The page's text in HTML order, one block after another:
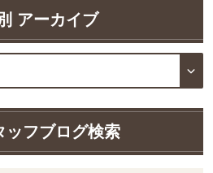
アーカイブ
ッフブログ検索